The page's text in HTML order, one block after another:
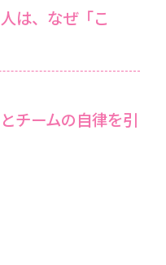
は、なぜ「こ
チームの自律を引